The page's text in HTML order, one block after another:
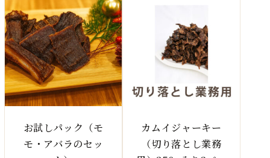
お試しパック（モ
モ・アバラのセッ
カムイジャーキー
（切り落とし業務